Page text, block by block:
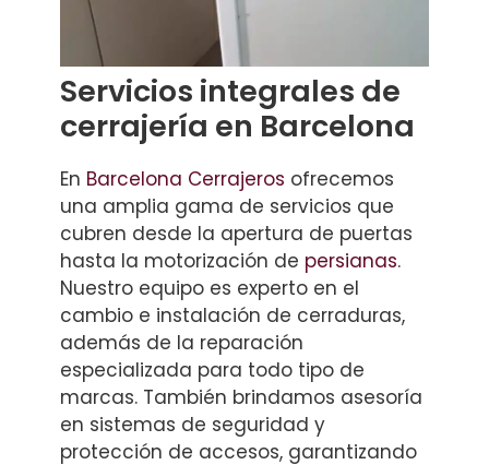
Servicios integrales de
cerrajería en Barcelona
En Barcelona Cerrajeros ofrecemos
una amplia gama de servicios que
cubren desde la apertura de puertas
hasta la motorización de persianas.
Nuestro equipo es experto en el
cambio e instalación de cerraduras,
además de la reparación
especializada para todo tipo de
marcas. También brindamos asesoría
en sistemas de seguridad y
protección de accesos, garantizando